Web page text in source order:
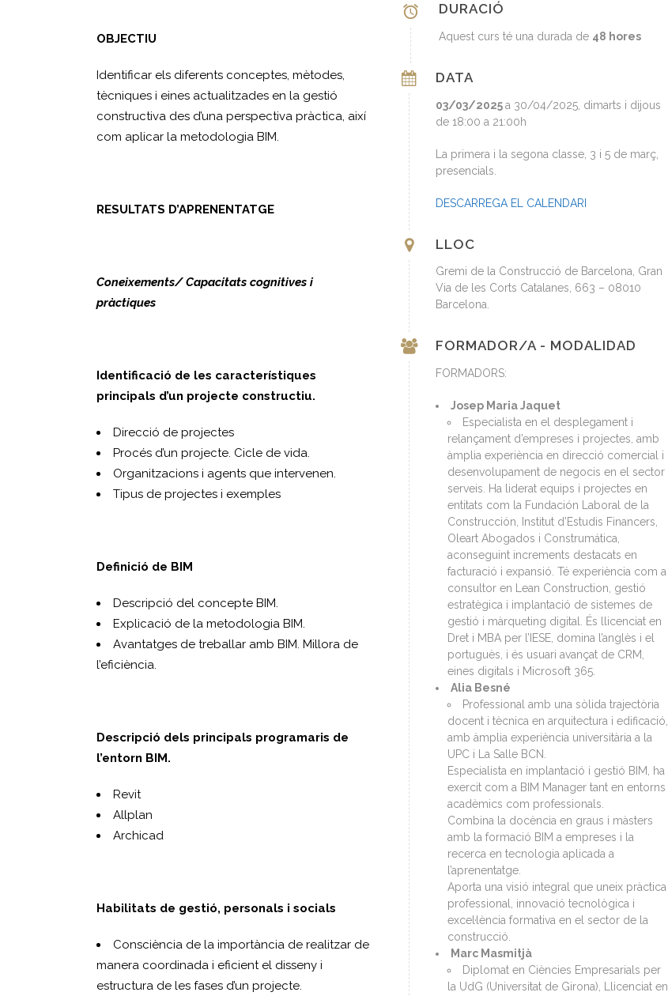
OBJECTIU
Identificar els diferents conceptes, mètodes,
tècniques i eines actualitzades en la gestió
constructiva des d’una perspectiva pràctica, així
com aplicar la metodologia BIM.
RESULTATS D’APRENENTATGE
Coneixements/ Capacitats cognitives i
pràctiques
Identificació de les característiques
principals d’un projecte constructiu.
Direcció de projectes
Procés d’un projecte. Cicle de vida.
Organitzacions i agents que intervenen.
Tipus de projectes i exemples
Definició de BIM
Descripció del concepte BIM.
Explicació de la metodologia BIM.
Avantatges de treballar amb BIM. Millora de
l’eficiència.
Descripció dels principals programaris de
l’entorn BIM.
Revit
Allplan
Archicad
Habilitats de gestió, personals i socials
Consciència de la importància de realitzar de
manera coordinada i eficient el disseny i
estructura de les fases d’un projecte.
DURACIÓ
Aquest curs té una durada de 48 hores
DATA
03/03/2025a 30/04/2025, dimarts i dijous
de 18:00 a 21:00h
La primera i la segona classe, 3 i 5 de març,
presencials.
DESCARREGA EL CALENDARI
LLOC
Gremi de la Construcció de Barcelona, Gran
Via de les Corts Catalanes, 663 – 08010
Barcelona.
FORMADOR/A - MODALIDAD
FORMADORS:
Josep Maria Jaquet
Especialista en el desplegament i
relançament d’empreses i projectes, amb
àmplia experiència en direcció comercial i
desenvolupament de negocis en el sector
serveis. Ha liderat equips i projectes en
entitats com la Fundación Laboral de la
Construcción, Institut d’Estudis Financers,
Oleart Abogados i Construmática,
aconseguint increments destacats en
facturació i expansió. Té experiència com a
consultor en Lean Construction, gestió
estratègica i implantació de sistemes de
gestió i màrqueting digital. És llicenciat en
Dret i MBA per l’IESE, domina l’anglès i el
portuguès, i és usuari avançat de CRM,
eines digitals i Microsoft 365.
Alia Besné
Professional amb una sòlida trajectòria
docent i tècnica en arquitectura i edificació,
amb àmplia experiència universitària a la
UPC i La Salle BCN.
Especialista en implantació i gestió BIM, ha
exercit com a BIM Manager tant en entorns
acadèmics com professionals.
Combina la docència en graus i màsters
amb la formació BIM a empreses i la
recerca en tecnologia aplicada a
l’aprenentatge.
Aporta una visió integral que uneix pràctica
professional, innovació tecnològica i
excel·lència formativa en el sector de la
construcció.
Marc Masmitjà
Diplomat en Ciències Empresarials per
la UdG (Universitat de Girona), Llicenciat en